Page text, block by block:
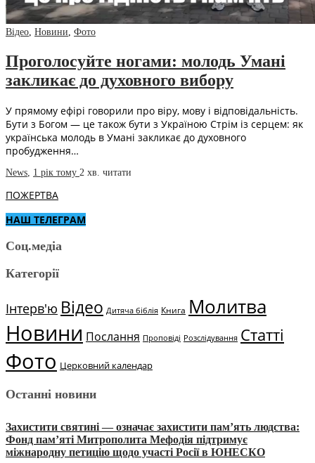
Відео, Новини, Фото
Проголосуйте ногами: молодь Умані
закликає до духовного вибору
У прямому ефірі говорили про віру, мову і відповідальність.
Бути з Богом — це також бути з Україною Стрім із серцем: як
українська молодь в Умані закликає до духовного
пробудження…
News, 1 рік тому 2 хв. читати
ПОЖЕРТВА
НАШ ТЕЛЕГРАМ
Соц.медіа
Категорії
Інтерв'ю Відео Дитяча біблія Книга Молитва
Новини Послання Проповіді Розслідування Статті
Фото Церковний календар
Останні новини
Захистити святині — означає захистити пам’ять людства:
Фонд пам’яті Митрополита Мефодія підтримує
міжнародну петицію щодо участі Росії в ЮНЕСКО